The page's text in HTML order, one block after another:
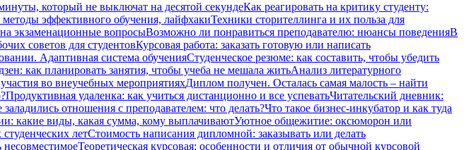
который не выключат на десятой секундеКак реагировать на критику студенту:
эффективного обучения, лайфхакиТехники сторителлинга и их польза для
экзаменационные вопросыВозможно ли понравиться преподавателю: нюансы поведенияВ
советов для студентовКурсовая работа: заказать готовую или написать
Адаптивная система обученияСтуденческое резюме: как составить, чтобы убедить
как планировать занятия, чтобы учеба не мешала житьАнализ литературного
во внеучебных мероприятияхДиплом получен. Осталась самая малость – найти
Продуктивная удаленка: как учиться дистанционно и все успеватьЧитательский дневник:
заладились отношения с преподавателем: что делать?Что такое бизнес-инкубатор и как туда
какие виды, какая сумма, кому выплачиваютУютное общежитие: оксюморон или
летСтоимость написания дипломной: заказывать или делать
несовместимоеТеоретическая курсовая: особенности и отличия от обычной курсовой